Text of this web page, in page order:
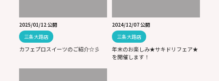
2025/01/12 公開
三条大路店
カフェプロスイーツのご紹介☆彡
2024/12/07 公開
三条大路店
年末のお楽しみ★サキドリフェア★
を開催します！